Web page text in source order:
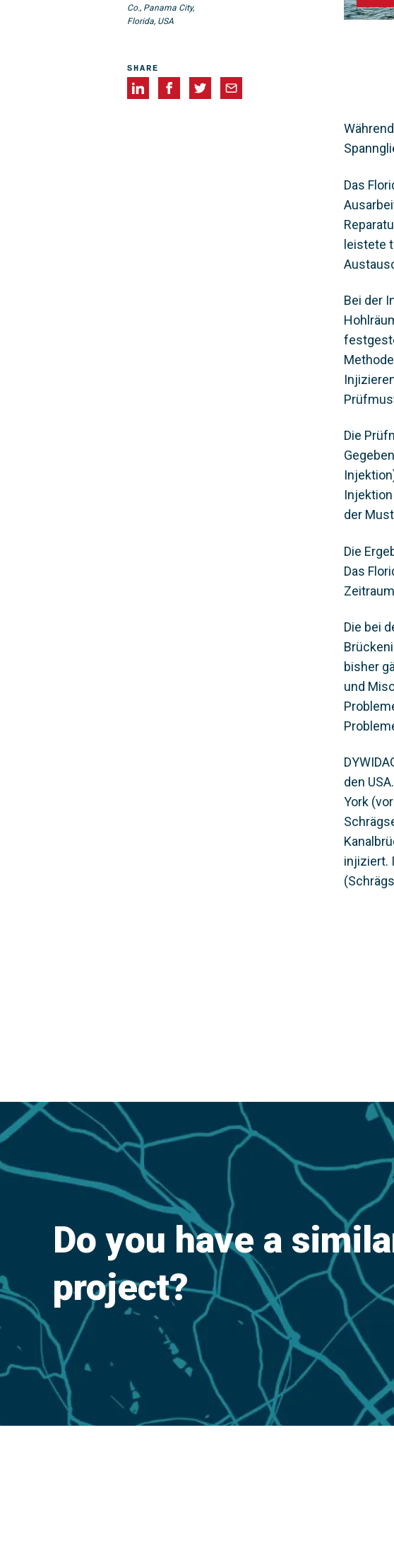
Das
leistete
Bei der
Die
der
Die
Das
Die bei
bisher
und
den
York
injiziert.
Co., Panama City,
Florida, USA
SHARE
Do you have a
project?